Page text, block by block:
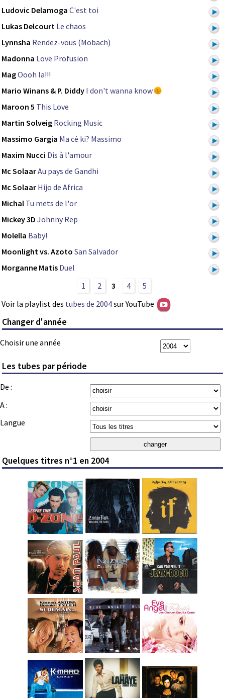
Ludovic Delamoga C'est toi
Lukas Delcourt Le chaos
Lynnsha Rendez-vous (Mobach)
Madonna Love Profusion
MagOooh la!!!
Mario Winans & P. Diddy I don't wanna know
Maroon 5 This Love
Martin Solveig Rocking Music
Massimo Gargia Ma cé ki? Massimo
Maxim Nucci Dis à l'amour
Mc SolaarAu pays de Gandhi
Mc Solaar Hijo de Africa
Michal Tu mets de l'or
Mickey 3D Johnny Rep
Molella Baby!
Moonlight vs. Azoto San Salvador
Morganne Matis Duel
1
2 3 4
5
Voir la playlist des tubes de 2004sur YouTube
Changer d'année
Choisir une année
Les tubes par période
De :
A :
Langue
Quelques titres n°1 en 2004